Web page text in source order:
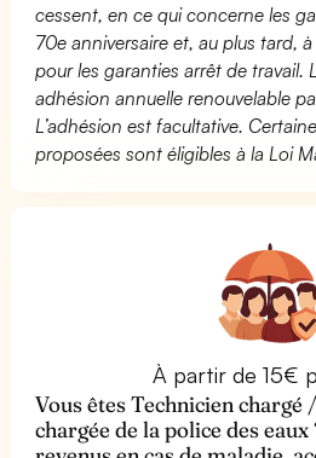
cessent, en ce qui concerne les
70e anniversaire et, au plus tard,
pour les garanties arrêt de travail.
adhésion annuelle renouvelable
L’adhésion est facultative.
proposées sont éligibles à la Loi
À partir de 15€
Vous êtes Technicien chargé
chargée de la police des